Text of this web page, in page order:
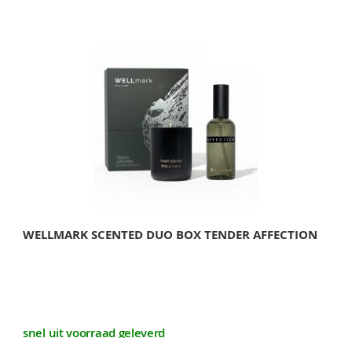
WELLMARK SCENTED DUO BOX TENDER AFFECTION
snel uit voorraad geleverd